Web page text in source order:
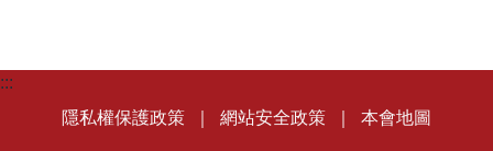
:::
隱私權保護政策
網站安全政策 本會地圖